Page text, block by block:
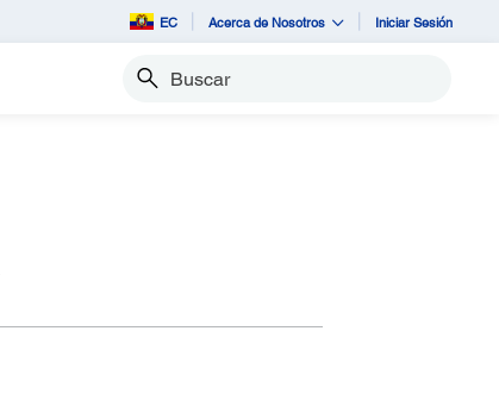
EC Acerca de Nosotros Iniciar Sesión
Buscar